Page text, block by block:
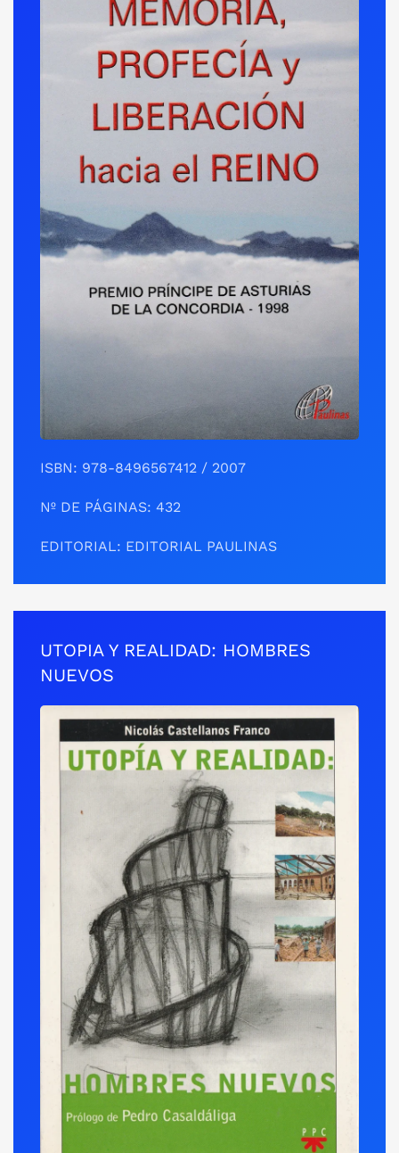
ISBN: 978-8496567412 / 2007
Nº DE PÁGINAS: 432
EDITORIAL: EDITORIAL PAULINAS
UTOPIA Y REALIDAD: HOMBRES
NUEVOS